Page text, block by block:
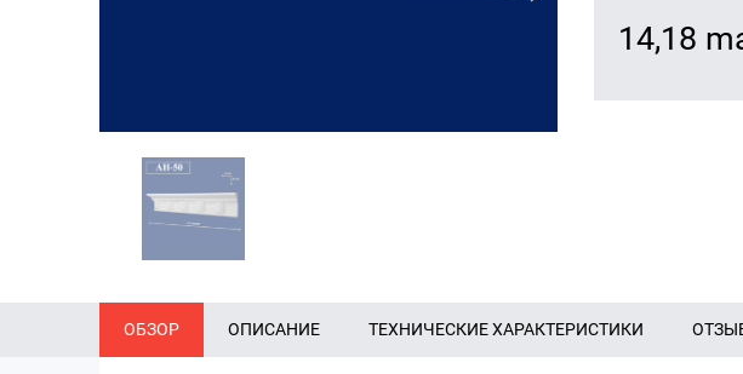
14,18
ОБЗОР ОПИСАНИЕ ТЕХНИЧЕСКИЕ ХАРАКТЕРИСТИКИ